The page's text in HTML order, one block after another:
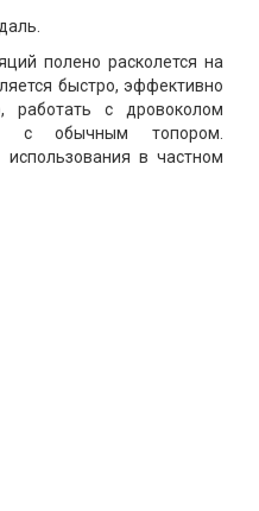
полено расколется на
быстро, эффективно
работать с дровоколом
с обычным топором.
в частном